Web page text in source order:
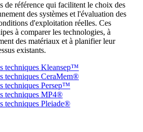
de référence qui facilitent le choix des
des systèmes et l'évaluation des
d'exploitation réelles. Ces
à comparer les technologies, à
des matériaux et à planifier leur
existants.
techniques Kleansep™
techniques CeraMem®
techniques Persep™
techniques MP4®
techniques Pleiade®